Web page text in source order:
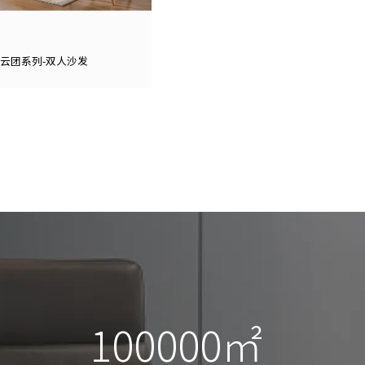
云团系列-双人沙发
100000㎡
100000㎡